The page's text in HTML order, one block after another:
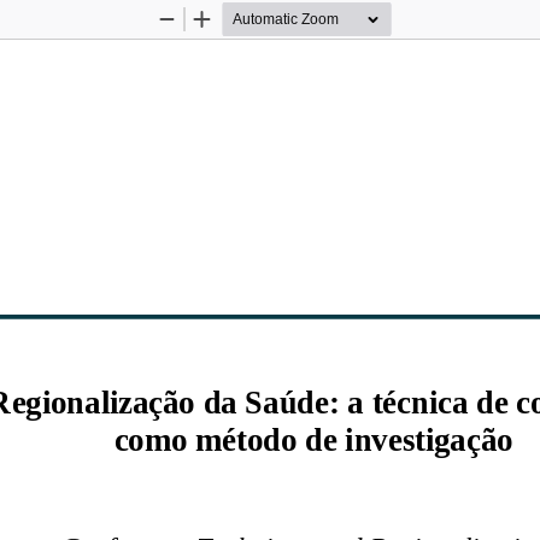
Zoom
Zoom
da Saúde: a técnica de
como método de investigação